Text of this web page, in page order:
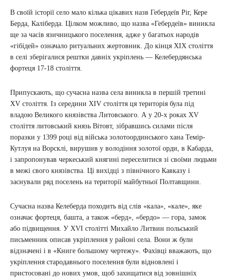
В своїй історії село мало кілька цікавих назв Гебердеїв Ріг, Кере
Берда, Каліберда. Цілком можливо, що назва «Гебердеїв» виникла
ще за часів язичницького поселення, адже у багатьох народів
«гібідей» означало ритуальних жертовник. До кінця ХІХ століття
в селі зберігалися рештки давніх укріплень — Келебердянська
фортеця 17-18 століття.
Припускають, що сучасна назва села виникла в першій третині
XV століття. Із середини XIV століття ця територія була під
владою Великого князівства Литовського. А у 20-х роках XV
століття литовський князь Вітовт, зібравшись силами після
поразки у 1399 році від війська золотоординського хана Темір-
Кутлуя на Ворсклі, вирушив у володіння золотої орди, в Кабарда,
і запропонував черкеський княгині переселитися зі своїми людьми
в межі свого князівства. Ці вихідці з північного Кавказу і
заснували ряд поселень на території майбутньої Полтавщини.
Сучасна назва Келеберда походить від слів «кала», «кале», яке
означає фортеця, башта, а також «берд», «бердо» — гора, замок
або підвищення. У XVI столітті Михайло Литвин польський
письменник описав укріплення у районі села. Вони ж були
відзначені і в «Книге большому чертежу». Фахівці вважають, що
укріплення стародавнього поселення були відновлені і
пристосовані до нових умов, щоб захищатися від зовнішніх